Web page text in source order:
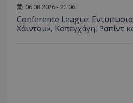
06.08.2026 - 23:06
Conference League:
Χάιντουκ, Κοπεγχάγη, Ραπίντ